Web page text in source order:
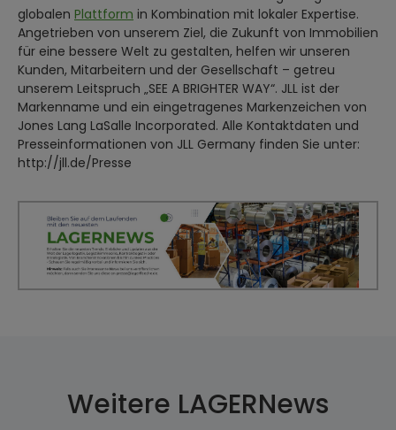
globalen Plattform in Kombination mit lokaler Expertise.
Angetrieben von unserem Ziel, die Zukunft von Immobilien
für eine bessere Welt zu gestalten, helfen wir unseren
Kunden, Mitarbeitern und der Gesellschaft – getreu
unserem Leitspruch „SEE A BRIGHTER WAY“. JLL ist der
Markenname und ein eingetragenes Markenzeichen von
Jones Lang LaSalle Incorporated. Alle Kontaktdaten und
Presseinformationen von JLL Germany finden Sie unter:
http://jll.de/Presse
Weitere LAGERNews